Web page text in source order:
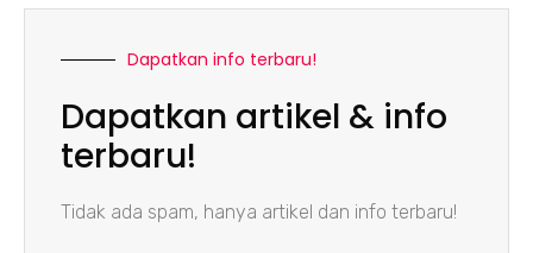
Dapatkan info terbaru!
Dapatkan artikel & info
terbaru!
Tidak ada spam, hanya artikel dan info terbaru!